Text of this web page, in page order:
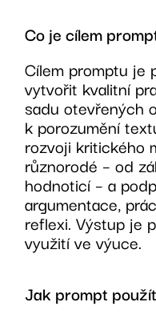
Co je cílem
Cílem promptu je
vytvořit kvalitní
sadu otevřených
k porozumění
rozvoji kritického
různorodé – od
hodnoticí – a
argumentace,
reflexi. Výstup je
využití ve výuce.
Jak prompt použít